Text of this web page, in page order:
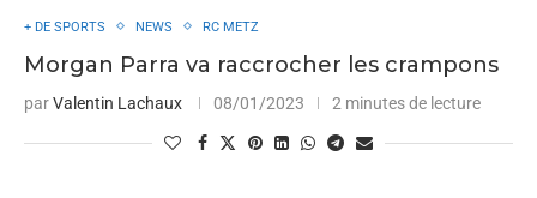
+ DE SPORTS NEWS RC METZ
Morgan Parra va raccrocher les crampons
parValentin Lachaux 08/01/2023 2 minutes de lecture